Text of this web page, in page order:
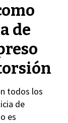
de
todos los
de
es